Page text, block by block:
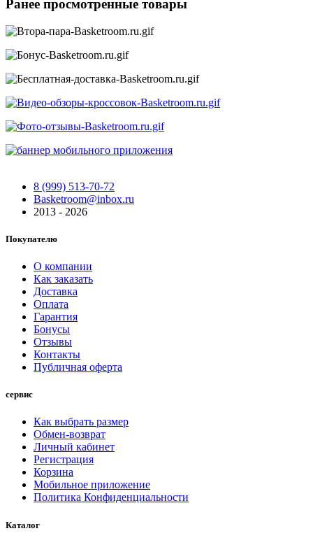
Ранее просмотренные товары
8 (999) 513-70-72
Basketroom@inbox.ru
2013 - 2026
Покупателю
О компании
Как заказать
Доставка
Оплата
Гарантия
Бонусы
Отзывы
Контакты
Публичная оферта
сервис
Как выбрать размер
Обмен-возврат
Личный кабинет
Регистрация
Корзина
Мобильное приложение
Политика Конфиденциальности
Каталог